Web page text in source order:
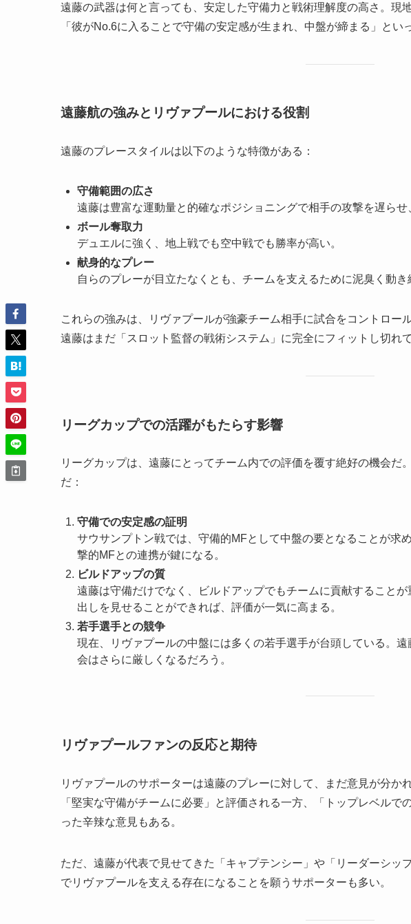
遠藤の武器は何と言っても、安定した守備力と戦術理解度の高さ。現
「彼がNo.6に入ることで守備の安定感が生まれ、中盤が締まる」とい
遠藤航の強みとリヴァプールにおける役割
遠藤のプレースタイルは以下のような特徴がある：
守備範囲の広さ
遠藤は豊富な運動量と的確なポジショニングで相手の攻撃を遅らせ
ボール奪取力
デュエルに強く、地上戦でも空中戦でも勝率が高い。
献身的なプレー
自らのプレーが目立たなくとも、チームを支えるために泥臭く動き
これらの強みは、リヴァプールが強豪チーム相手に試合をコントロー
遠藤はまだ「スロット監督の戦術システム」に完全にフィットし切れ
リーグカップでの活躍がもたらす影響
リーグカップは、遠藤にとってチーム内での評価を覆す絶好の機会だ
だ：
守備での安定感の証明
サウサンプトン戦では、守備的MFとして中盤の要となることが求
撃的MFとの連携が鍵になる。
ビルドアップの質
遠藤は守備だけでなく、ビルドアップでもチームに貢献すること
出しを見せることができれば、評価が一気に高まる。
若手選手との競争
現在、リヴァプールの中盤には多くの若手選手が台頭している。
会はさらに厳しくなるだろう。
リヴァプールファンの反応と期待
リヴァプールのサポーターは遠藤のプレーに対して、まだ意見が分か
「堅実な守備がチームに必要」と評価される一方、「トップレベルで
った辛辣な意見もある。
ただ、遠藤が代表で見せてきた「キャプテンシー」や「リーダーシッ
でリヴァプールを支える存在になることを願うサポーターも多い。